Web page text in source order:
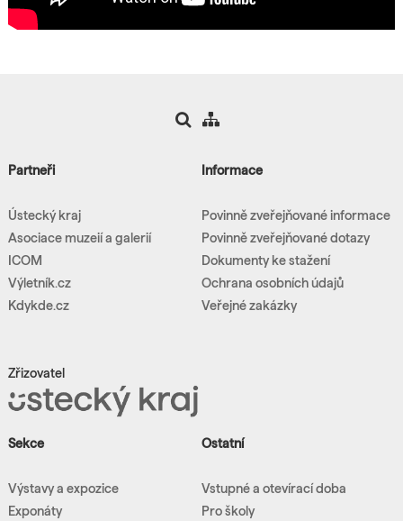
Partneři
Ústecký kraj
Asociace muzeií a galerií
ICOM
Výletník.cz
Kdykde.cz
Zřizovatel
Informace
Povinně zveřejňované informace
Povinně zveřejňované dotazy
Dokumenty ke stažení
Ochrana osobních údajů
Veřejné zakázky
Sekce
Výstavy a expozice
Exponáty
Ostatní
Vstupné a otevírací doba
Pro školy